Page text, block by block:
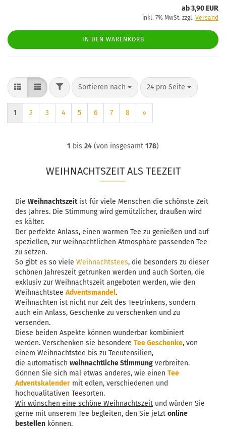
ab 3,90 EUR
inkl. 7% MwSt. zzgl. Versand
IN DEN WARENKORB
FILTERSortieren nach
Sortieren nach 24 pro Seite
pro Seite
1 2 3 4 5 6 7 8 »
1 bis 24 (von insgesamt 178)
WEIHNACHTSZEIT ALS TEEZEIT
Die Weihnachtszeitist für viele Menschen die schönste Zeit
des Jahres. Die Stimmung wird gemützlicher, draußen wird
es kälter.
Der perfekte Anlass, einen warmen Tee zu genießen und auf
speziellen, zur weihnachtlichen Atmosphäre passenden Tee
zu setzen.
So gibt es so viele Weihnachtstees, die besonders zu dieser
schönen Jahreszeit getrunken werden und auch Sorten, die
exklusiv zur Weihnachtszeit angeboten werden, wie den
Weihnachtstee Adventsmandel.
Weihnachten ist nicht nur Zeit des Teetrinkens, sondern
auch ein Anlass, Geschenke zu verschenken und zu
versenden.
Diese beiden Aspekte können wunderbar kombiniert
werden. Verschenken sie besondere Tee Geschenke, von
einem Weihnachtstee bis zu Teeutensilien,
die automatisch weihnachtliche Stimmung verbreiten.
Gönnen Sie sich mal etwas anderes, wie einen Tee
Adventskalender mit edlen, verschiedenen und
hochqualitativen Teesorten.
Wir wünschen eine schöne Weihnachtszeit und würden Sie
gerne mit unserem Tee begleiten, den Sie jetzt online
bestellen können.